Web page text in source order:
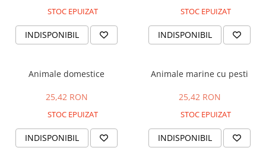
STOC EPUIZAT
INDISPONIBIL
STOC EPUIZAT
INDISPONIBIL
Animale domestice
25,42 RON
STOC EPUIZAT
INDISPONIBIL
Animale marine cu pesti
25,42 RON
STOC EPUIZAT
INDISPONIBIL